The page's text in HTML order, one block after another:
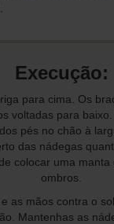
Execução:
para cima. Os
voltadas para
pés no chão à
das nádegas
colocar uma
ombros.
as mãos contra o
Mantenhas as